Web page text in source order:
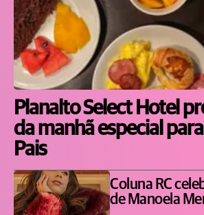
Planalto Select Hotel
da manhã especial
Pais
Coluna RC
de Manoela